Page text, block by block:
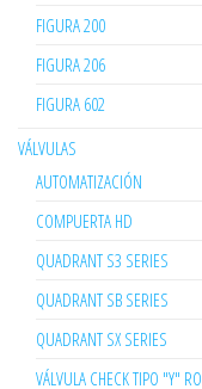
FIGURA 200
FIGURA 206
FIGURA 602
VÁLVULAS
AUTOMATIZACIÓN
COMPUERTA HD
QUADRANT S3 SERIES
QUADRANT SB SERIES
QUADRANT SX SERIES
VÁLVULA CHECK TIPO "Y"